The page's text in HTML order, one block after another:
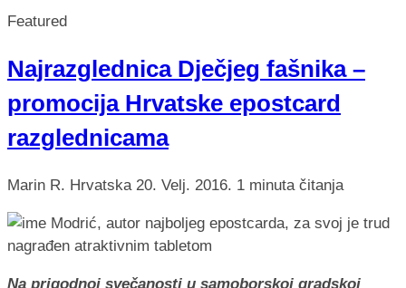
Featured
Najrazglednica Dječjeg fašnika –
promocija Hrvatske epostcard
razglednicama
Marin R. Hrvatska 20. Velj. 2016. 1 minuta čitanja
Na prigodnoj svečanosti u samoborskoj gradskoj